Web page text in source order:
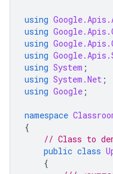
using
using
using
using
using System ;
using System.Net ;
using Google ;
namespace
{
// Class to
public class
{